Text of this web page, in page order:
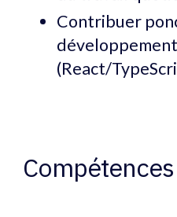
Contribuer
(React/